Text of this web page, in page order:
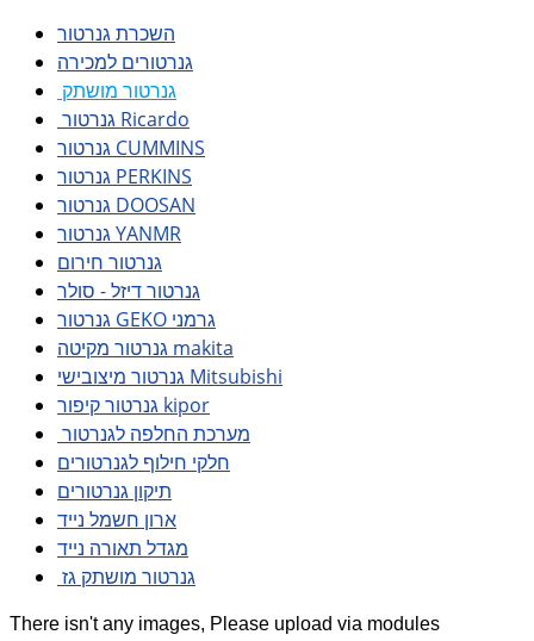
השכרת גנרטור
גנרטורים למכירה
גנרטור מושתק
גנרטור Ricardo
גנרטור CUMMINS
גנרטור PERKINS
גנרטור DOOSAN
גנרטור YANMR
גנרטור חירום
גנרטור דיזל - סולר
גנרטור GEKO גרמני
גנרטור מקיטה makita
גנרטור מיצובישי Mitsubishi
גנרטור קיפור kipor
מערכת החלפה לגנרטור
חלקי חילוף לגנרטורים
תיקון גנרטורים
ארון חשמל נייד
מגדל תאורה נייד
גנרטור מושתק גז
There isn't any images, Please upload via modules